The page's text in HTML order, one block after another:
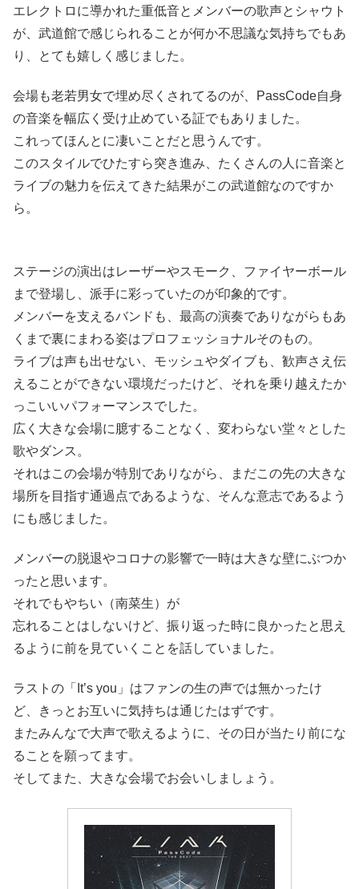
エレクトロに導かれた重低音とメンバーの歌声とシャウト
が、武道館で感じられることが何か不思議な気持ちでもあ
り、とても嬉しく感じました。
会場も老若男女で埋め尽くされてるのが、PassCode自身
の音楽を幅広く受け止めている証でもありました。
これってほんとに凄いことだと思うんです。
このスタイルでひたすら突き進み、たくさんの人に音楽と
ライブの魅力を伝えてきた結果がこの武道館なのですか
ら。
ステージの演出はレーザーやスモーク、ファイヤーボール
まで登場し、派手に彩っていたのが印象的です。
メンバーを支えるバンドも、最高の演奏でありながらもあ
くまで裏にまわる姿はプロフェッショナルそのもの。
ライブは声も出せない、モッシュやダイブも、歓声さえ伝
えることができない環境だったけど、それを乗り越えたか
っこいいパフォーマンスでした。
広く大きな会場に臆することなく、変わらない堂々とした
歌やダンス。
それはこの会場が特別でありながら、まだこの先の大きな
場所を目指す通過点であるような、そんな意志であるよう
にも感じました。
メンバーの脱退やコロナの影響で一時は大きな壁にぶつか
ったと思います。
それでもやちい（南菜生）が
忘れることはしないけど、振り返った時に良かったと思え
るように前を見ていくことを話していました。
ラストの「It’s you」はファンの生の声では無かったけ
ど、きっとお互いに気持ちは通じたはずです。
またみんなで大声で歌えるように、その日が当たり前にな
ることを願ってます。
そしてまた、大きな会場でお会いしましょう。